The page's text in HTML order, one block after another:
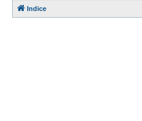
Indice